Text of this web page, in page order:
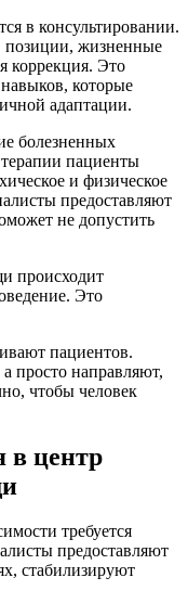
в консультировании.
позиции, жизненные
коррекция. Это
которые
адаптации.
болезненных
пациенты
и физическое
предоставляют
не допустить
происходит
Это
пациентов.
просто направляют,
чтобы человек
в центр
требуется
предоставляют
стабилизируют